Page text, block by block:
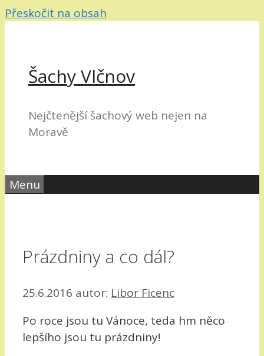
Přeskočit na obsah
Šachy Vlčnov
Nejčtenější šachový web nejen na
Moravě
Menu
Prázdniny a co dál?
25.6.2016 autor: Libor Ficenc
Po roce jsou tu Vánoce, teda hm něco
lepšího jsou tu prázdniny!